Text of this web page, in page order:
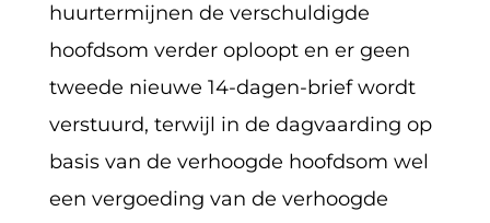
huurtermijnen de verschuldigde
hoofdsom verder oploopt en er geen
tweede nieuwe 14-dagen-brief wordt
verstuurd, terwijl in de dagvaarding op
basis van de verhoogde hoofdsom wel
een vergoeding van de verhoogde